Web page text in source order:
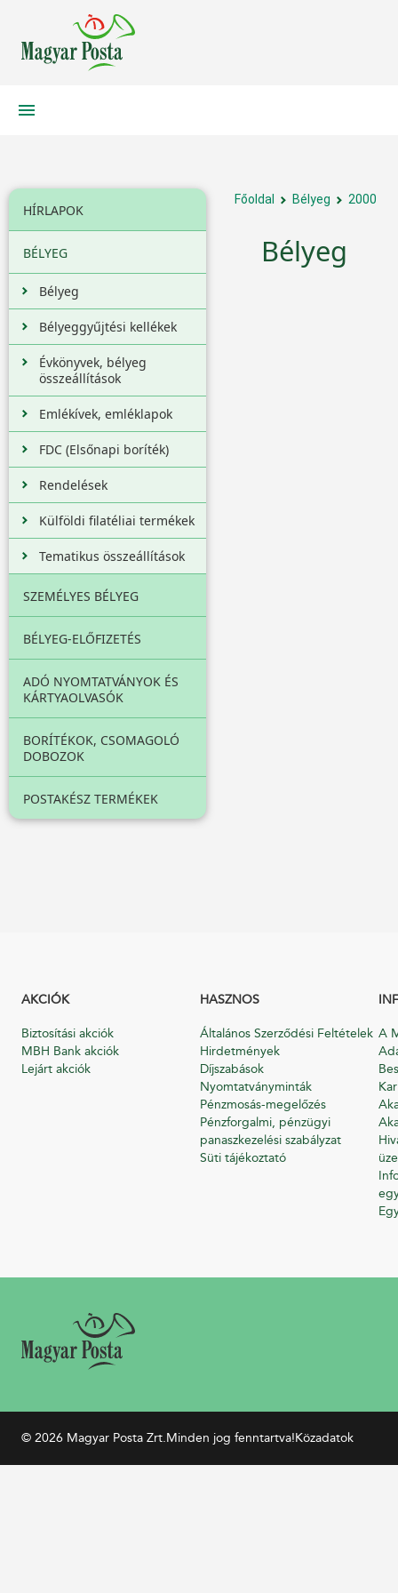
HÍRLAPOK
BÉLYEG
Bélyeg
Bélyeggyűjtési kellékek
Évkönyvek, bélyeg
összeállítások
Emlékívek, emléklapok
FDC (Elsőnapi boríték)
Rendelések
Külföldi filatéliai termékek
Tematikus összeállítások
SZEMÉLYES BÉLYEG
BÉLYEG-ELŐFIZETÉS
ADÓ NYOMTATVÁNYOK ÉS
KÁRTYAOLVASÓK
BORÍTÉKOK, CSOMAGOLÓ
DOBOZOK
POSTAKÉSZ TERMÉKEK
Főoldal Bélyeg 2000
Bélyeg
AKCIÓK
Biztosítási akciók
MBH Bank akciók
Lejárt akciók
HASZNOS
Általános Szerződési Feltételek
Hirdetmények
Díjszabások
Nyomtatványminták
Pénzmosás-megelőzés
Pénzforgalmi, pénzügyi
panaszkezelési szabályzat
Süti tájékoztató
A
© 2026 Magyar Posta Zrt.Minden jog fenntartva!Közadatok